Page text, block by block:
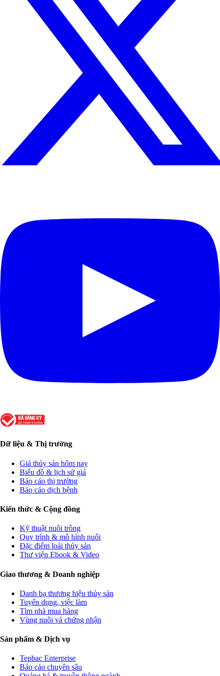
Dữ liệu & Thị trường
Giá thủy sản hôm nay
Biểu đồ & lịch sử giá
Báo cáo thị trường
Báo cáo dịch bệnh
Kiến thức & Cộng đồng
Kỹ thuật nuôi trồng
Quy trình & mô hình nuôi
Đặc điểm loài thủy sản
Thư viện Ebook & Video
Giao thương & Doanh nghiệp
Danh bạ thương hiệu thủy sản
Tuyển dụng, việc làm
Tìm nhà mua hàng
Vùng nuôi và chứng nhận
Sản phẩm & Dịch vụ
Tepbac Enterprise
Báo cáo chuyên sâu